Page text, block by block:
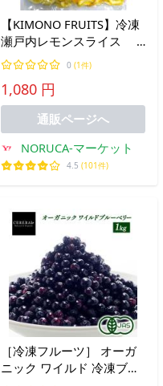
【KIMONO FRUITS】冷凍
瀬戸内レモンスライス
1000ｇ B品 訳あり ノ
ーワックス品（国産） 国
内生産
0 (1件)
1,080 円
通販ページへ
NORUCA-マーケット
4.5 (101件)
［冷凍フルーツ］ オーガ
ニック ワイルド 冷凍ブル